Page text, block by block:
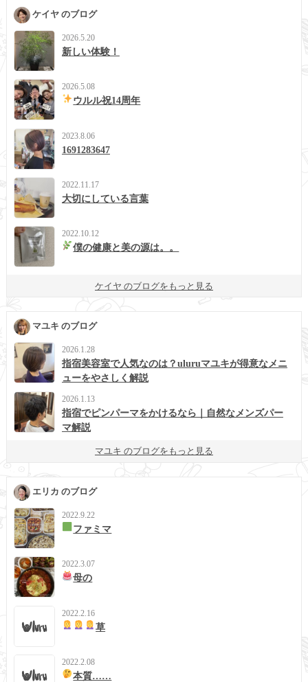
ケイヤ のブログ
2026.5.20
新しい体験！
2026.5.08
ウルル祝14周年
2023.8.06
1691283647
2022.11.17
大切にしている言葉
2022.10.12
僕の健康と美の源は。。
ケイヤ のブログをもっと見る
マユキ のブログ
2026.1.28
指宿美容室で人気なのは？uluruマユキが得意なメニ
ューをやさしく解説
2026.1.13
指宿でピンパーマをかけるなら｜自然なメンズパー
マ解説
マユキ のブログをもっと見る
エリカ のブログ
2022.9.22
ファミマ
2022.3.07
母の
2022.2.16
草
2022.2.08
本質……